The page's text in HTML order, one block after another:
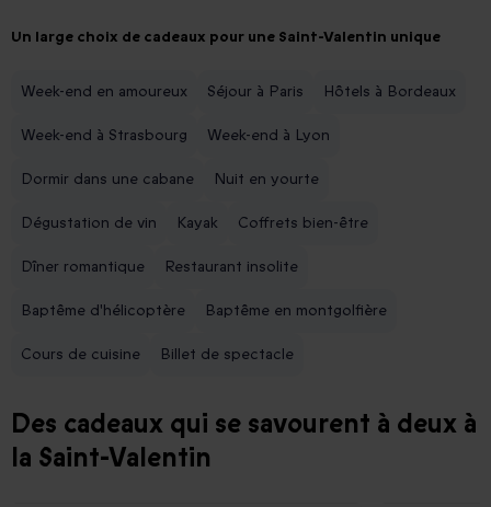
Un large choix de cadeaux pour une Saint-Valentin unique
Week-end en amoureux Séjour à Paris Hôtels à Bordeaux
Week-end à Strasbourg Week-end à Lyon
Dormir dans une cabane Nuit en yourte
Dégustation de vin Kayak Coffrets bien-être
Dîner romantique Restaurant insolite
Baptême d'hélicoptère Baptême en montgolfière
Cours de cuisine Billet de spectacle
Des cadeaux qui se savourent à deux à
la Saint-Valentin